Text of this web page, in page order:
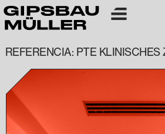
REFERENCIA: PTE KLINISCHES